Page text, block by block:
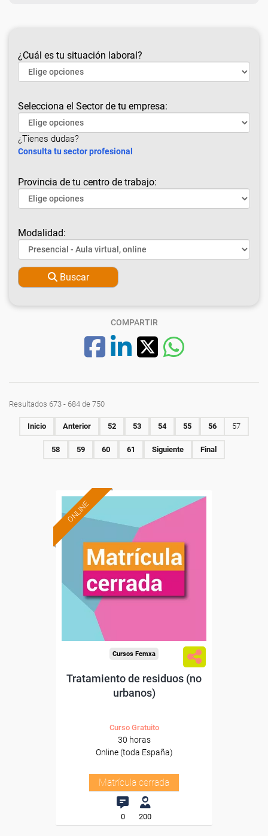
¿Cuál es tu situación laboral?
Selecciona el Sector de tu empresa:
¿Tienes dudas?
Consulta tu sector profesional
Provincia de tu centro de trabajo:
Modalidad:
Buscar
COMPARTIR
Resultados 673 - 684 de 750
Inicio Anterior 52 53 54 55 56 57
58 59 60 61 Siguiente Final
ONLINE
Cursos Femxa
Tratamiento de residuos (no
urbanos)
Curso Gratuito
30 horas
Online (toda España)
Matrícula cerrada
0 200